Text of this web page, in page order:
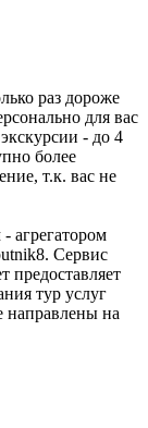
раз дороже
для вас
- до 4
более
т.к. вас не
агрегатором
Сервис
предоставляет
тур услуг
направлены на